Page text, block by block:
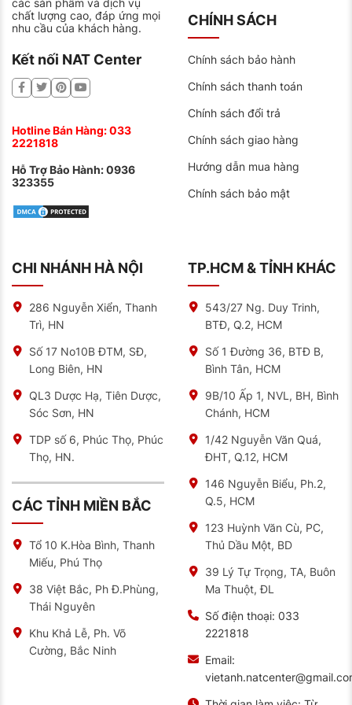
Công nghệ MF chuẩn Nhật bí quyết giúp
bình điện thương hiệu GS bền hơn 30% –
NAT Center
Điểm khác biệt của bình điện GS là công nghệ SMF
châm thêm nước suốt vòng đời sử dụng. Sản phẩm
này sở hữu:
Vỏ kín khí ngăn bay hơi điện phân, giảm nguy cơ rò
điện
Điện cực hợp kim chì-canxi chống ăn mòn, tăng
khả năng lưu trữ
Tiêu chuẩn JIS (Japan Industrial Standard) đảm
nhiệt đới như Việt Nam. Các tấm cực chì được gia cố
đặc biệt, chống giãn nở trong điều kiện nhiệt độ cao –
mùa nắng nóng.
Theo số liệu kiểm chứng, công nghệ SMF giúp bình GS
duy trì hiệu suất ở mức 90% sau 1 năm sử dụng, cao
hơn 30% so với các loại ắc quy thông thường.
hiện độ ổn định vượt trội trong điều kiện sử dụng thực
tế tại Việt Nam. Sản phẩm hoạt động tốt trong môi
trường đô thị có tần suất khởi động – tắt máy liên tục,
đồng thời vẫn đáp ứng ổn định khi xe vận hành ở địa
hình miền núi, nhiệt độ cao hoặc độ ẩm lớn.
Nhờ đó, ngay cả khi xe ít chạy hoặc đỗ lâu ngày, điện
áp vẫn ổn định. Điều này giúp người dùng, đặc biệt là
tài xế xe dịch vụ công nghệ hoặc người lái xe đô thị
thường xuyên di chuyển ngắn quãng, yên tâm về khả
năng khởi động mạnh mẽ và tuổi thọ lâu dài của ắc
quy.
Ắc quy GS 80Ah mã 95D31R và các thắc
mắc thường gặp
Bình GS 95D31R giá bao nhiêu?
Hiện tại, giá niêm yết dao động từ 1.8-2.2 triệu đồng
tùy đại lý. Tại cơ sở NAT Center, khách hàng nhận
thêm ưu đãi kiểm tra miễn phí và bảo hành chính hãng
chất lượng cao, đáp ứng mọi
nhu cầu của khách hàng.
Kết nối NAT Center
Hotline Bán Hàng:033
2221818
Hỗ Trợ Bảo Hành:0936
323355
CHÍNH SÁCH
Chính sách bảo hành
Chính sách thanh toán
Chính sách đổi trả
Chính sách giao hàng
Hướng dẫn mua hàng
Chính sách bảo mật
CHI NHÁNH HÀ NỘI
286 Nguyễn Xiển, Thanh
Trì, HN
Số 17 No10B ĐTM, SĐ,
Long Biên, HN
QL3 Dược Hạ, Tiên Dược,
Sóc Sơn, HN
TDP số 6, Phúc Thọ, Phúc
Thọ, HN.
CÁC TỈNH MIỀN BẮC
Tổ 10 K.Hòa Bình, Thanh
Miếu, Phú Thọ
38 Việt Bắc, Ph Đ.Phùng,
Thái Nguyên
Khu Khả Lễ, Ph. Võ
Cường, Bắc Ninh
TP.HCM & TỈNH KHÁC
543/27 Ng. Duy Trinh,
BTĐ, Q.2, HCM
Số 1 Đường 36, BTĐ B,
Bình Tân, HCM
9B/10 Ấp 1, NVL, BH, Bình
Chánh, HCM
1/42 Nguyễn Văn Quá,
ĐHT, Q.12, HCM
146 Nguyễn Biểu, Ph.2,
Q.5, HCM
123 Huỳnh Văn Cù, PC,
Thủ Dầu Một, BD
39 Lý Tự Trọng, TA, Buôn
Ma Thuột, ĐL
Số điện thoại: 033
2221818
Email: